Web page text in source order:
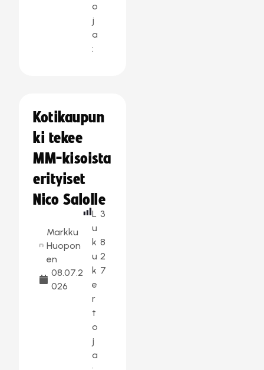
o
j
a
:
Kotikaupun
ki tekee
MM-kisoista
erityiset
Nico Salolle
Markku
Huopon
en
08.07.2
026
L
u
k
u
k
e
r
t
o
j
a
3
8
2
7